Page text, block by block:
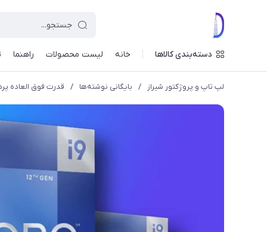
دسته‌بندی کالاها خانه لیست محصولات راهنما
لپ تاپ و پروژکتور شیراز / بایگانی نوشته‌ها / قدرت فوق العاده